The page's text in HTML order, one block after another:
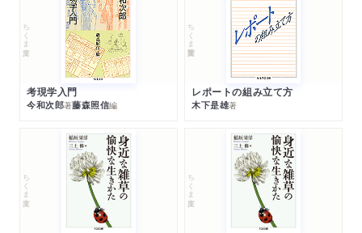
ちくま文庫
考現学入門
今和次郎著藤森照信編
ちくま学芸文庫
レポートの組み立て方
木下是雄著
ちくま文庫 ちくま文庫